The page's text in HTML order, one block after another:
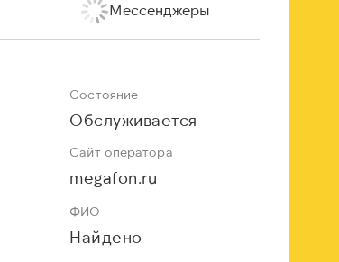
Мессенджеры
Состояние
Обслуживается
Сайт оператора
megafon.ru
ФИО
Найдено